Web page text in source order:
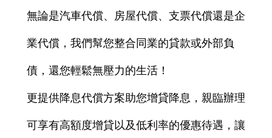
無論是汽車代償、房屋代償、支票代償還是企
業代償，我們幫您整合同業的貸款或外部負
債，還您輕鬆無壓力的生活！
更提供降息代償方案助您增貸降息，親臨辦理
可享有高額度增貸以及低利率的優惠待遇，讓